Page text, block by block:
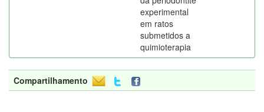
experimental
em ratos
submetidos a
quimioterapia
Compartilhamento